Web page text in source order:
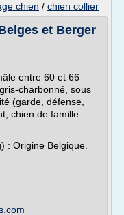
chien / chien collier
et Berger
entre 60 et 66
charbonné, sous
(garde, défense,
chien de famille.
: Origine Belgique.